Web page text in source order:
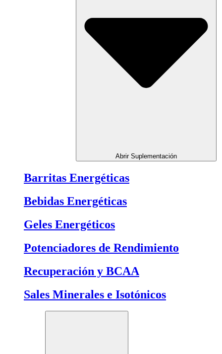
Abrir Suplementación
Barritas Energéticas
Bebidas Energéticas
Geles Energéticos
Potenciadores de Rendimiento
Recuperación y BCAA
Sales Minerales e Isotónicos